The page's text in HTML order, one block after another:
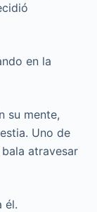
en la
su mente,
Uno de
atravesar
él.